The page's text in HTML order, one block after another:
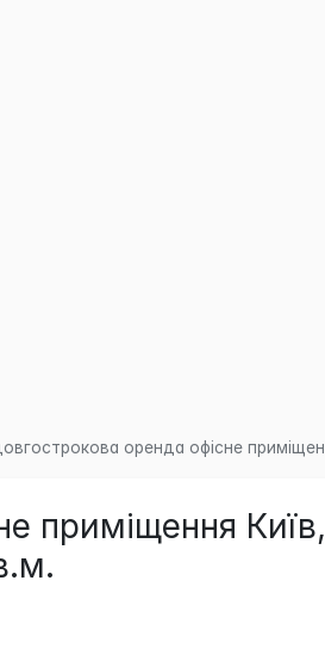
оренда офісне
приміщення Київ,